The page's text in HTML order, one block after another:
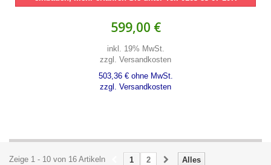
599,00 €
inkl. 19% MwSt.
zzgl. Versandkosten
503,36 € ohne MwSt.
zzgl. Versandkosten
Zeige 1 - 10 von 16 Artikeln Alles
1 2